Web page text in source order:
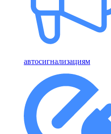
автосигнализациям